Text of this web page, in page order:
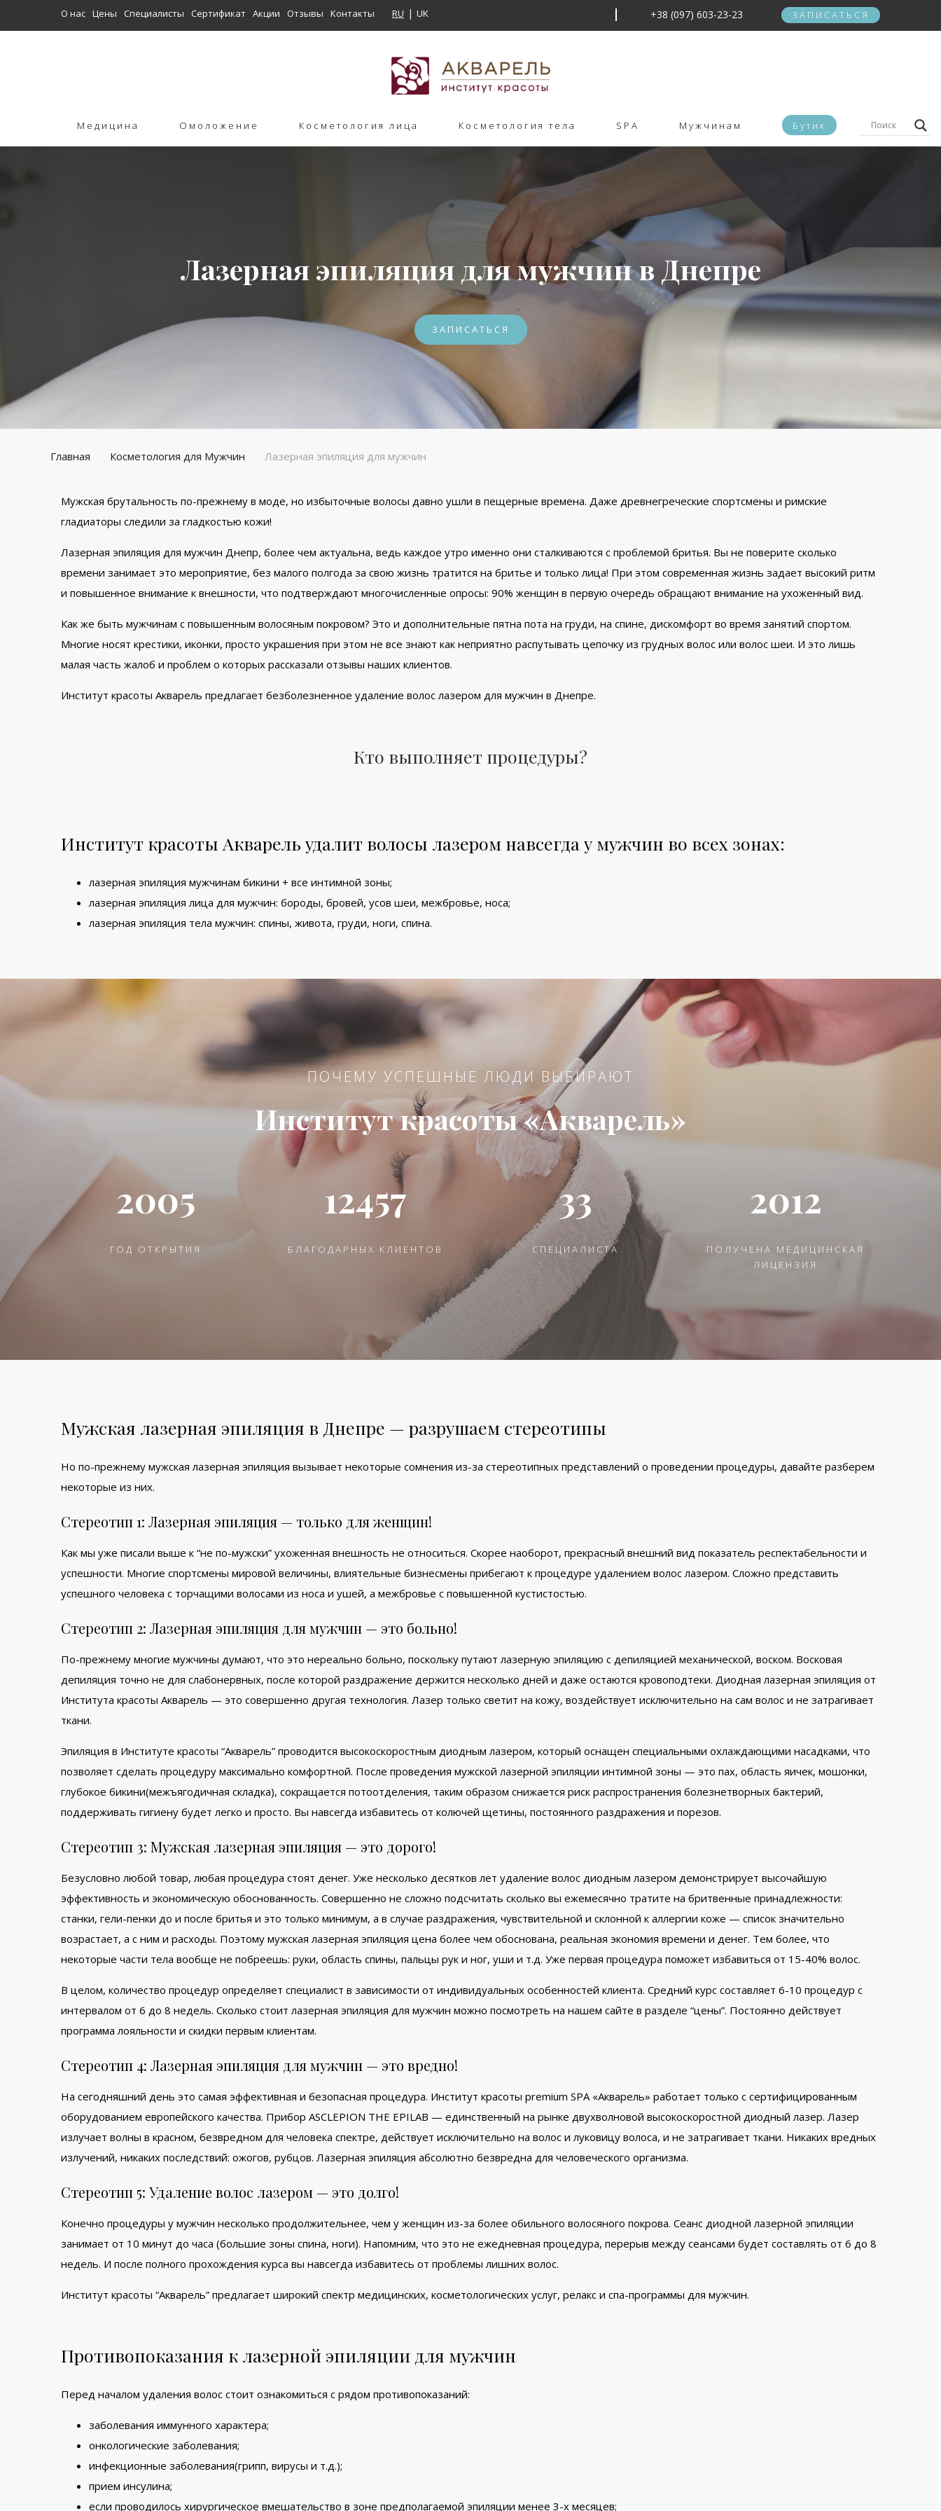
О нас Цены Специалисты Сертификат Акции Отзывы Контакты RU UK +38 (097) 603-23-23 ЗАПИСАТЬСЯ
Медицина Омоложение Косметология лица Косметология тела SPA Мужчинам Бутик
Лазерная эпиляция для мужчин в Днепре
ЗАПИСАТЬСЯ
Главная Косметология для Мужчин Лазерная эпиляция для мужчин
Мужская брутальность по-прежнему в моде, но избыточные волосы давно ушли в пещерные времена. Даже древнегреческие спортсмены и римские
гладиаторы следили за гладкостью кожи!
Лазерная эпиляция для мужчин Днепр, более чем актуальна, ведь каждое утро именно они сталкиваются с проблемой бритья. Вы не поверите сколько
времени занимает это мероприятие, без малого полгода за свою жизнь тратится на бритье и только лица! При этом современная жизнь задает высокий ритм
и повышенное внимание к внешности, что подтверждают многочисленные опросы: 90% женщин в первую очередь обращают внимание на ухоженный вид.
Как же быть мужчинам с повышенным волосяным покровом? Это и дополнительные пятна пота на груди, на спине, дискомфорт во время занятий спортом.
Многие носят крестики, иконки, просто украшения при этом не все знают как неприятно распутывать цепочку из грудных волос или волос шеи. И это лишь
малая часть жалоб и проблем о которых рассказали отзывы наших клиентов.
Институт красоты Акварель предлагает безболезненное удаление волос лазером для мужчин в Днепре.
Кто выполняет процедуры?
Институт красоты Акварель удалит волосы лазером навсегда у мужчин во всех зонах:
лазерная эпиляция мужчинам бикини + все интимной зоны;
лазерная эпиляция лица для мужчин: бороды, бровей, усов шеи, межбровье, носа;
лазерная эпиляция тела мужчин: спины, живота, груди, ноги, спина.
ПОЧЕМУ УСПЕШНЫЕ ЛЮДИ ВЫБИРАЮТ
Институт красоты «Акварель»
2005
ГОД ОТКРЫТИЯ
12457
БЛАГОДАРНЫХ КЛИЕНТОВ
33
СПЕЦИАЛИСТА
2012
ПОЛУЧЕНА МЕДИЦИНСКАЯ
ЛИЦЕНЗИЯ
Мужская лазерная эпиляция в Днепре — разрушаем стереотипы
Но по-прежнему мужская лазерная эпиляция вызывает некоторые сомнения из-за стереотипных представлений о проведении процедуры, давайте разберем
некоторые из них.
Стереотип 1: Лазерная эпиляция — только для женщин!
Как мы уже писали выше к “не по-мужски” ухоженная внешность не относиться. Скорее наоборот, прекрасный внешний вид показатель респектабельности и
успешности. Многие спортсмены мировой величины, влиятельные бизнесмены прибегают к процедуре удалением волос лазером. Сложно представить
успешного человека с торчащими волосами из носа и ушей, а межбровье с повышенной кустистостью.
Стереотип 2: Лазерная эпиляция для мужчин — это больно!
По-прежнему многие мужчины думают, что это нереально больно, поскольку путают лазерную эпиляцию с депиляцией механической, воском. Восковая
депиляция точно не для слабонервных, после которой раздражение держится несколько дней и даже остаются кровоподтеки. Диодная лазерная эпиляция от
Института красоты Акварель — это совершенно другая технология. Лазер только светит на кожу, воздействует исключительно на сам волос и не затрагивает
ткани.
Эпиляция в Институте красоты “Акварель” проводится высокоскоростным диодным лазером, который оснащен специальными охлаждающими насадками, что
позволяет сделать процедуру максимально комфортной. После проведения мужской лазерной эпиляции интимной зоны — это пах, область яичек, мошонки,
глубокое бикини(межъягодичная складка), сокращается потоотделения, таким образом снижается риск распространения болезнетворных бактерий,
поддерживать гигиену будет легко и просто. Вы навсегда избавитесь от колючей щетины, постоянного раздражения и порезов.
Стереотип 3: Мужская лазерная эпиляция — это дорого!
Безусловно любой товар, любая процедура стоят денег. Уже несколько десятков лет удаление волос диодным лазером демонстрирует высочайшую
эффективность и экономическую обоснованность. Совершенно не сложно подсчитать сколько вы ежемесячно тратите на бритвенные принадлежности:
станки, гели-пенки до и после бритья и это только минимум, а в случае раздражения, чувствительной и склонной к аллергии коже — список значительно
возрастает, а с ним и расходы. Поэтому мужская лазерная эпиляция цена более чем обоснована, реальная экономия времени и денег. Тем более, что
некоторые части тела вообще не побреешь: руки, область спины, пальцы рук и ног, уши и т.д. Уже первая процедура поможет избавиться от 15-40% волос.
В целом, количество процедур определяет специалист в зависимости от индивидуальных особенностей клиента. Средний курс составляет 6-10 процедур с
интервалом от 6 до 8 недель. Сколько стоит лазерная эпиляция для мужчин можно посмотреть на нашем сайте в разделе “цены”. Постоянно действует
программа лояльности и скидки первым клиентам.
Стереотип 4: Лазерная эпиляция для мужчин — это вредно!
На сегодняшний день это самая эффективная и безопасная процедура. Институт красоты premium SPA «Акварель» работает только с сертифицированным
оборудованием европейского качества. Прибор ASCLEPION THE EPILAB — единственный на рынке двухволновой высокоскоростной диодный лазер. Лазер
излучает волны в красном, безвредном для человека спектре, действует исключительно на волос и луковицу волоса, и не затрагивает ткани. Никаких вредных
излучений, никаких последствий: ожогов, рубцов. Лазерная эпиляция абсолютно безвредна для человеческого организма.
Стереотип 5: Удаление волос лазером — это долго!
Конечно процедуры у мужчин несколько продолжительнее, чем у женщин из-за более обильного волосяного покрова. Сеанс диодной лазерной эпиляции
занимает от 10 минут до часа (большие зоны спина, ноги). Напомним, что это не ежедневная процедура, перерыв между сеансами будет составлять от 6 до 8
недель. И после полного прохождения курса вы навсегда избавитесь от проблемы лишних волос.
Институт красоты “Акварель” предлагает широкий спектр медицинских, косметологических услуг, релакс и спа-программы для мужчин.
Противопоказания к лазерной эпиляции для мужчин
Перед началом удаления волос стоит ознакомиться с рядом противопоказаний:
заболевания иммунного характера;
онкологические заболевания;
инфекционные заболевания(грипп, вирусы и т.д.);
прием инсулина;
если проводилось хирургическое вмешательство в зоне предполагаемой эпиляции менее 3-х месяцев;